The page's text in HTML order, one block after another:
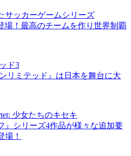
サッカーゲームシリーズ
場！最高のチームを作り世界制覇
ド3
リミテッド』は日本を舞台に大
少女たちのキセキ
』シリーズ4作品が様々な追加要
場！